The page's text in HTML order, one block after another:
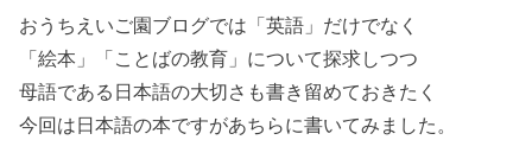
おうちえいご園ブログでは「英語」だけでなく
「絵本」「ことばの教育」について探求しつつ
母語である日本語の大切さも書き留めておきたく
今回は日本語の本ですがあちらに書いてみました。